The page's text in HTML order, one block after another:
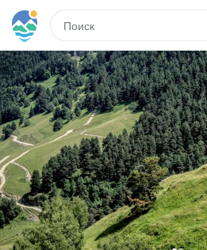
РЕГИСТРАЦИЯ
Туры
Гостиницы
Транспорт